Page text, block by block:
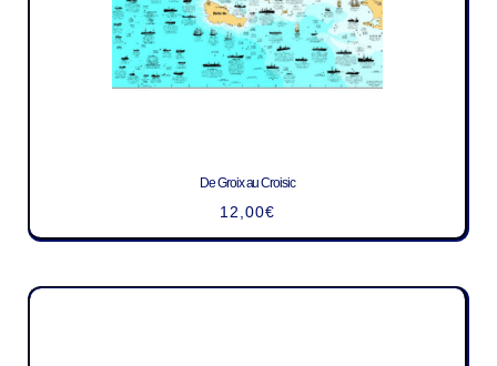
De Groix au Croisic
12,00€